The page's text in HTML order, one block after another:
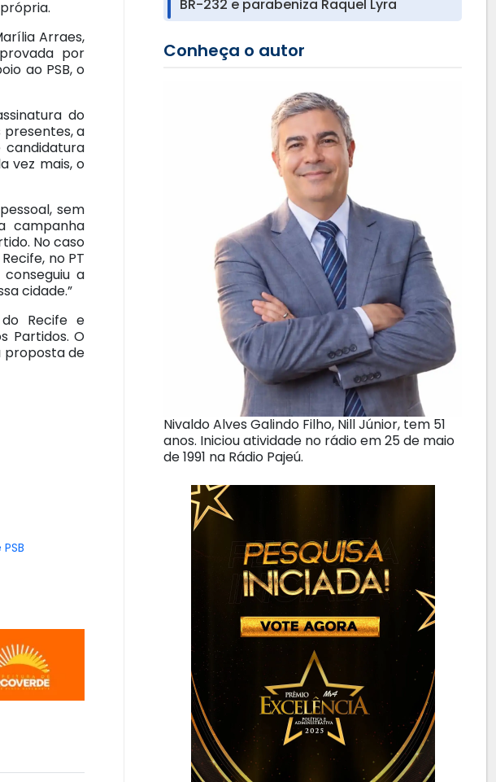
Arraes,
por
ao PSB, o
do
presentes, a
candidatura
vez mais, o
sem
campanha
No caso
no PT
a
cidade.”
Recife e
Partidos. O
proposta de
BR-232 e parabeniza Raquel Lyra
Conheça o autor
Nivaldo Alves Galindo Filho, Nill Júnior, tem 51
anos. Iniciou atividade no rádio em 25 de maio
de 1991 na Rádio Pajeú.